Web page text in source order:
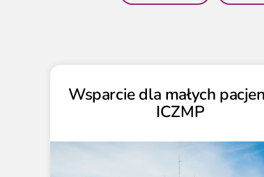
Wsparcie dla małych
ICZMP